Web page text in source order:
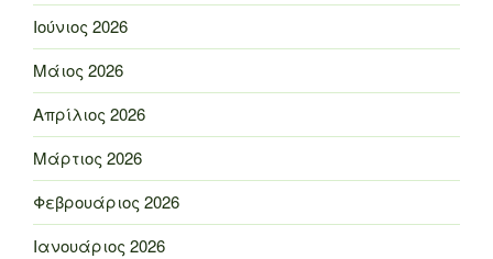
Ιούνιος 2026
Μάιος 2026
Απρίλιος 2026
Μάρτιος 2026
Φεβρουάριος 2026
Ιανουάριος 2026